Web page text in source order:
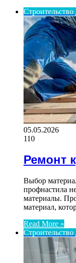
05.05.2026
110
Ремонт
Выбор
профнастила
материалы.
материал,
Read More »